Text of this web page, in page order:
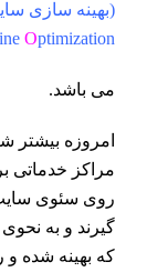
(بهینه سازی
Optimization )
می باشد.
امروزه بیشتر
مراکز خدماتی
روی سئوی
گیرند و به
که بهینه شده و